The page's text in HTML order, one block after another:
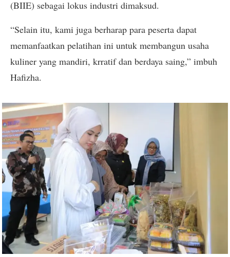
(BIIE) sebagai lokus industri dimaksud.
“Selain itu, kami juga berharap para peserta dapat
memanfaatkan pelatihan ini untuk membangun usaha
kuliner yang mandiri, krratif dan berdaya saing,” imbuh
Hafizha.